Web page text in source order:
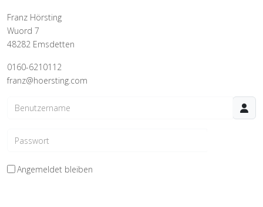
Franz Hörsting
Wuord 7
48282 Emsdetten
0160-6210112
franz@hoersting.com
Benutzername
Passwort
Angemeldet bleiben